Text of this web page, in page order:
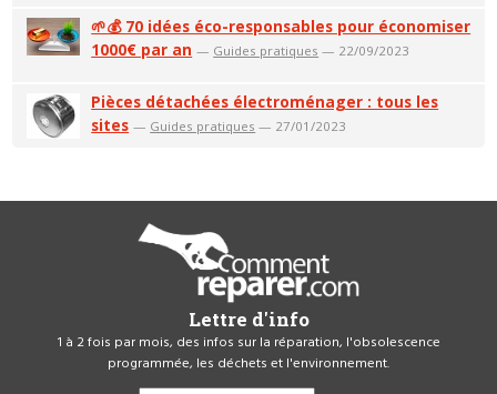
🌱💰 70 idées éco-responsables pour économiser
1000€ par an — Guides pratiques — 22/09/2023
Pièces détachées électroménager : tous les
sites — Guides pratiques — 27/01/2023
Lettre d'info
1 à 2 fois par mois, des infos sur la réparation, l'obsolescence
programmée, les déchets et l'environnement.